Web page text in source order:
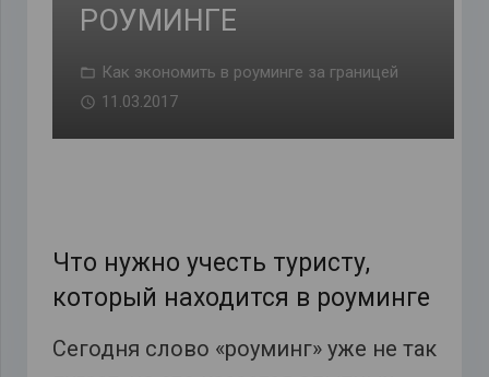
РОУМИНГЕ
Как экономить в роуминге за границей
11.03.2017
Что нужно учесть туристу,
который находится в роуминге
Сегодня слово «роуминг» уже не так